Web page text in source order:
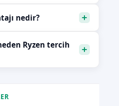
nedir?
Ryzen tercih